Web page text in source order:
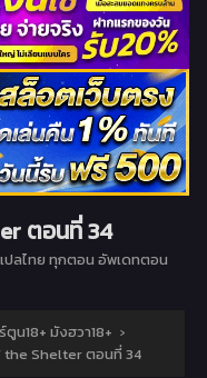
ตอนที่ 34
ลไทย ทุกตอน อัพเดทตอน
น18+ มังฮวา18+ ›
the Shelter ตอนที่ 34